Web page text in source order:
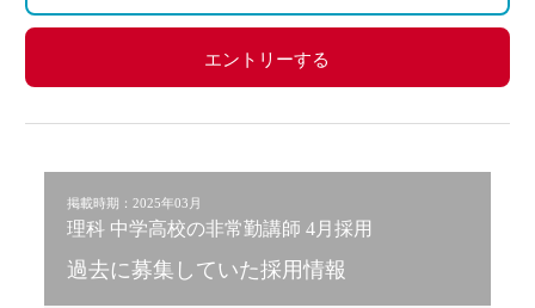
エントリーする
掲載時期：2025年03月
理科 中学高校の非常勤講師 4月採用
過去に募集していた採用情報